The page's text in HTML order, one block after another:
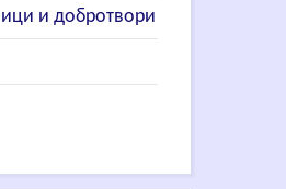
и добротвори